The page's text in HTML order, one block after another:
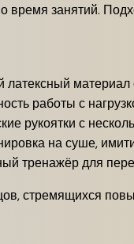
время занятий.
материал
работы с
рукоятки с
на суше,
тренажёр для
стремящихся